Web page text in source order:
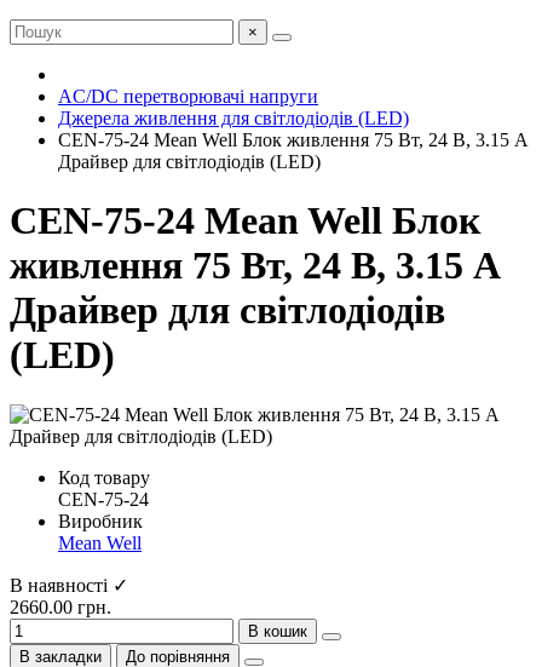
×
AC/DC перетворювачі напруги
Джерела живлення для світлодіодів (LED)
CEN-75-24 Mean Well Блок живлення 75 Вт, 24 В, 3.15 А
Драйвер для світлодіодів (LED)
CEN-75-24 Mean Well Блок
живлення 75 Вт, 24 В, 3.15 А
Драйвер для світлодіодів
(LED)
Код товару
CEN-75-24
Виробник
Mean Well
В наявності ✓
2660.00 грн.
В кошик
В закладки
До порівняння